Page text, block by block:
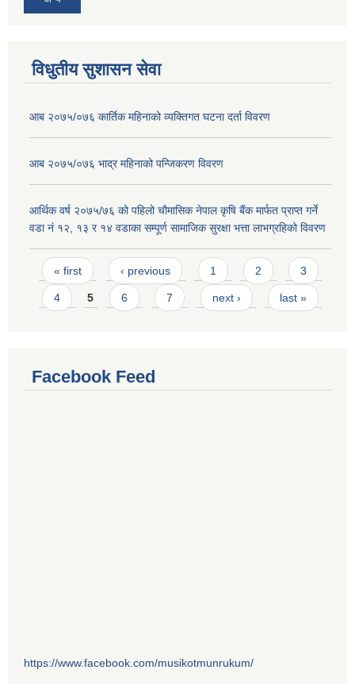
विधुतीय सुशासन सेवा
आब २०७५/०७६ कार्तिक महिनाको व्यक्तिगत घटना दर्ता विवरण
आब २०७५/०७६ भाद्र महिनाको पन्जिकरण विवरण
आर्थिक वर्ष २०७५/७६ को पहिलो चौमासिक नेपाल कृषि बैंक मार्फत प्राप्त गर्ने
वडा नं १२, १३ र १४ वडाका सम्पूर्ण सामाजिक सुरक्षा भत्ता लाभग्रहिको विवरण
Pages
« first ‹ previous 1 2 3
4 5 6 7 next › last »
Facebook Feed
https://www.facebook.com/musikotmunrukum/